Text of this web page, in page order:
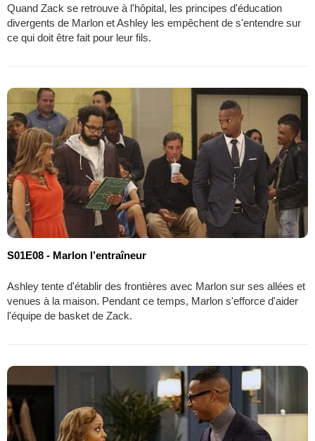
Quand Zack se retrouve à l'hôpital, les principes d'éducation
divergents de Marlon et Ashley les empêchent de s'entendre sur
ce qui doit être fait pour leur fils.
S01E08 - Marlon l’entraîneur
Ashley tente d'établir des frontières avec Marlon sur ses allées et
venues à la maison. Pendant ce temps, Marlon s'efforce d'aider
l'équipe de basket de Zack.